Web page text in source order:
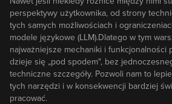
perspektywy użytkownika, od strony
tych samych możliwościach i
modele językowe (LLM).Dlatego w tym
najważniejsze mechaniki i funkcjonalności
dzieje się „pod spodem", bez
techniczne szczegóły. Pozwoli nam to
tych narzędzi i w konsekwencji bardziej
pracować.